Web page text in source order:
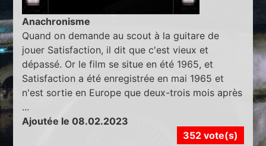
Anachronisme
Quand on demande au scout à la guitare de
jouer Satisfaction, il dit que c'est vieux et
dépassé. Or le film se situe en été 1965, et
Satisfaction a été enregistrée en mai 1965 et
n'est sortie en Europe que deux-trois mois après
...
Ajoutée le 08.02.2023
352 vote(s)